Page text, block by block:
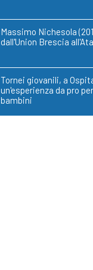
Massimo Nichesola
dall'Union Brescia
Tornei giovanili, a
un'esperienza da pro
bambini